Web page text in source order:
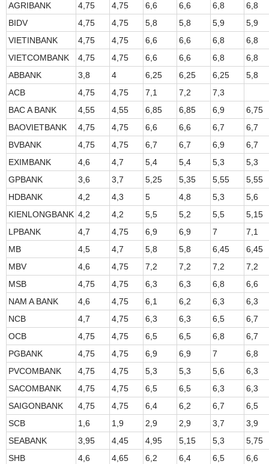
AGRIBANK 4,75 4,75 6,6 6,6 6,8
6,8
BIDV
4,75 4,75 5,8 5,8 5,9
5,9
VIETINBANK
4,75 4,75 6,6 6,6 6,8
6,8
VIETCOMBANK
4,75 4,75 6,6 6,6 6,8
6,8
ABBANK
3,8 4 6,25 6,25 6,25
5,8
ACB
4,75 4,75 7,1 7,2
7,3
BAC A BANK
4,55 4,55 6,85 6,85 6,9
6,75
BAOVIETBANK
4,75 4,75 6,6 6,6 6,7
6,7
BVBANK
4,75 4,75 6,7 6,7 6,9
6,7
EXIMBANK
4,6 4,7 5,4 5,4 5,3
5,3
GPBANK
3,6 3,7 5,25 5,35 5,55
5,55
HDBANK
4,2 4,3 5 4,8 5,3
5,6
KIENLONGBANK 4,2 4,2 5,5 5,2 5,5
5,15
LPBANK
4,7 4,75 6,9 6,9 7
7,1
MB
4,5 4,7 5,8 5,8 6,45
6,45
MBV
4,6 4,75 7,2 7,2 7,2
7,2
MSB
4,75 4,75 6,3 6,3 6,8
6,6
NAM A BANK
4,6 4,75 6,1 6,2 6,3
6,3
NCB
4,7 4,75 6,3 6,3 6,5
6,7
OCB
4,75 4,75 6,5 6,5 6,8
6,7
PGBANK
4,75 4,75 6,9 6,9 7
6,8
PVCOMBANK
4,75 4,75 5,3 5,3 5,6
6,3
SACOMBANK
4,75 4,75 6,5 6,5 6,3
6,3
SAIGONBANK
4,75 4,75 6,4 6,2 6,7
6,5
SCB
1,6 1,9 2,9 2,9 3,7
3,9
SEABANK
3,95 4,45 4,95 5,15 5,3
5,75
SHB
4,6 4,65 6,2 6,4 6,5
6,6